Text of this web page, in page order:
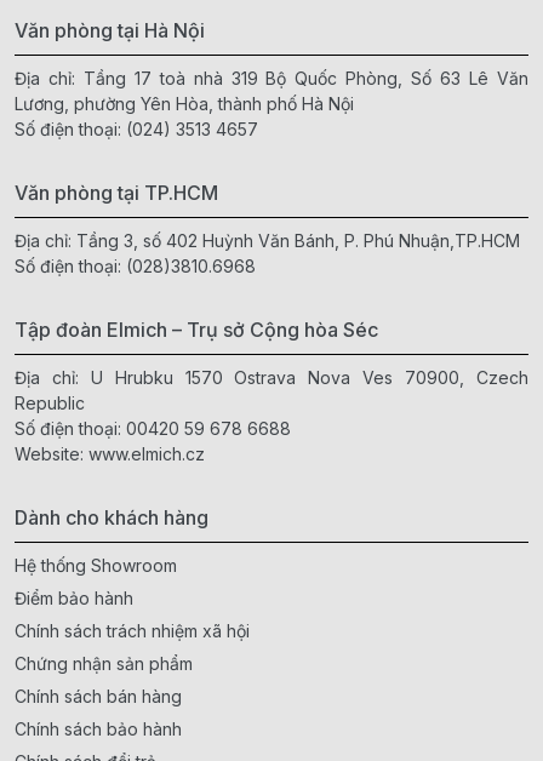
Văn phòng tại Hà Nội
Địa chỉ: Tầng 17 toà nhà 319 Bộ Quốc Phòng, Số 63 Lê Văn
Lương, phường Yên Hòa, thành phố Hà Nội
Số điện thoại: (024) 3513 4657
Văn phòng tại TP.HCM
Địa chỉ: Tầng 3, số 402 Huỳnh Văn Bánh, P. Phú Nhuận,TP.HCM
Số điện thoại: (028)3810.6968
Tập đoàn Elmich – Trụ sở Cộng hòa Séc
Địa chỉ: U Hrubku 1570 Ostrava Nova Ves 70900, Czech
Republic
Số điện thoại: 00420 59 678 6688
Website: www.elmich.cz
Dành cho khách hàng
Hệ thống Showroom
Điểm bảo hành
Chính sách trách nhiệm xã hội
Chứng nhận sản phẩm
Chính sách bán hàng
Chính sách bảo hành